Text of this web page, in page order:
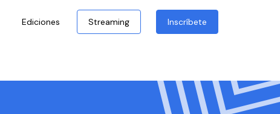
Ediciones Streaming Inscríbete